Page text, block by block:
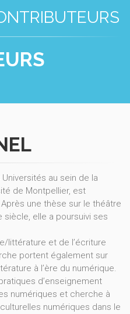
au sein de la
de Montpellier, est
une thèse sur le théâtre
siècle, elle a poursuivi ses
littérature et de l’écriture
portent également sur
à l’ère du numérique.
d’enseignement
numériques et cherche à
numériques dans le